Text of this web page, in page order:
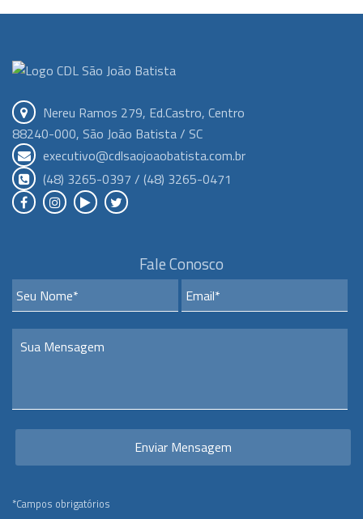
Nereu Ramos 279, Ed.Castro, Centro
88240-000, São João Batista / SC
executivo@cdlsaojoaobatista.com.br
(48) 3265-0397 / (48) 3265-0471
Fale Conosco
*Campos obrigatórios